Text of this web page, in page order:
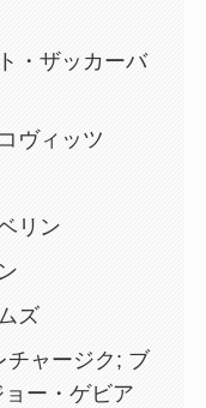
・ザッカーバ
ヴィッツ
リン
ズ
ャージク; ブ
ー・ゲビア